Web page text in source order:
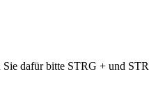
dafür bitte STRG + und